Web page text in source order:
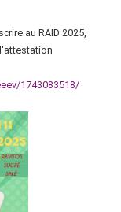
au RAID 2025,
1743083518/